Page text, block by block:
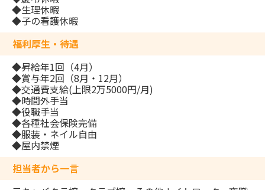
◆生理休暇
◆子の看護休暇
福利厚生・待遇
◆昇給年1回（4月）
◆賞与年2回（8月・12月）
◆交通費支給(上限2万5000円/月)
◆時間外手当
◆役職手当
◆各種社会保険完備
◆服装・ネイル自由
◆屋内禁煙
担当者から一言